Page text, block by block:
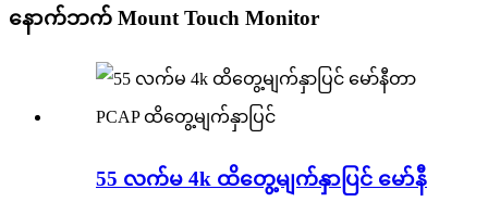
နောက်ဘက် Mount Touch Monitor
55 လက်မ 4k ထိတွေ့မျက်နှာပြင် မော်နီ